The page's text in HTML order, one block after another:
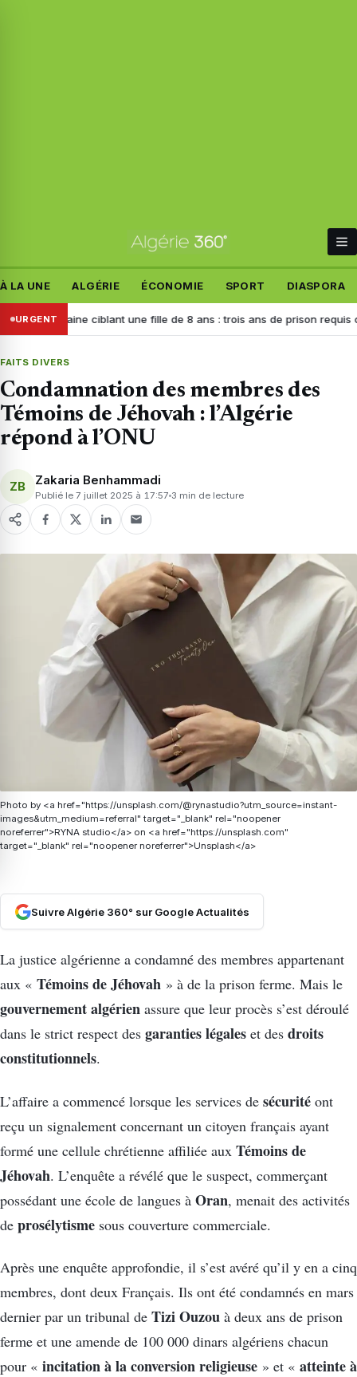
À LA UNE ALGÉRIE ÉCONOMIE SPORT DIASPORA
URGENT
haine ciblant une fille de 8 ans : trois ans de prison requis contre
FAITS DIVERS
Condamnation des membres des
Témoins de Jéhovah : l’Algérie
répond à l’ONU
ZB Zakaria Benhammadi
Publié le 7 juillet 2025 à 17:57 3 min de lecture
Photo by <a href="https://unsplash.com/@rynastudio?utm_source=instant-
images&utm_medium=referral" target="_blank" rel="noopener
noreferrer">RYNA studio</a> on <a href="https://unsplash.com"
target="_blank" rel="noopener noreferrer">Unsplash</a>
Suivre Algérie 360° sur Google Actualités
La justice algérienne a condamné des membres appartenant
aux « Témoins de Jéhovah » à de la prison ferme. Mais le
gouvernement algérien assure que leur procès s’est déroulé
dans le strict respect des garanties légales et des droits
constitutionnels.
L’affaire a commencé lorsque les services de sécurité ont
reçu un signalement concernant un citoyen français ayant
formé une cellule chrétienne affiliée aux Témoins de
Jéhovah. L’enquête a révélé que le suspect, commerçant
possédant une école de langues à Oran, menait des activités
de prosélytisme sous couverture commerciale.
Après une enquête approfondie, il s’est avéré qu’il y en a cinq
membres, dont deux Français. Ils ont été condamnés en mars
dernier par un tribunal de Tizi Ouzou à deux ans de prison
ferme et une amende de 100 000 dinars algériens chacun
pour « incitation à la conversion religieuse » et « atteinte à